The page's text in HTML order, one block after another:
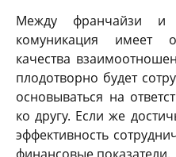
Между франчайзи и
комуникация имеет
качества
плодотворно будет
основываться на
ко другу. Если же
эффективность
финансовые показатели.